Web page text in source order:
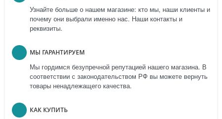
Узнайте больше о нашем магазине: кто мы, наши клиенты и
почему они выбрали именно нас. Наши контакты и
реквизиты.
МЫ ГАРАНТИРУЕМ
Мы гордимся безупречной репутацией нашего магазина. В
соответствии с законодательством РФ вы можете вернуть
товары ненадлежащего качества.
КАК КУПИТЬ